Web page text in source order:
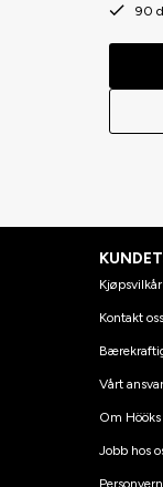
90
Kjøpsvilkår
Kontakt oss
Vårt ansvar
Om Hööks
Jobb hos
Personvern